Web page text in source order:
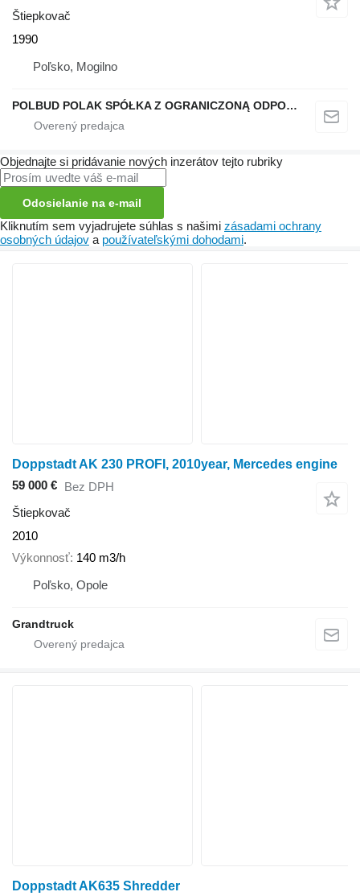
Štiepkovač
1990
Poľsko, Mogilno
POLBUD POLAK SPÓŁKA Z OGRANICZONĄ ODPOWIEDZIALNOŚCIĄ
Objednajte si pridávanie nových inzerátov tejto rubriky
Odosielanie na e-mail
Kliknutím sem vyjadrujete súhlas s našimi zásadami ochrany
osobných údajov a používateľskými dohodami.
Doppstadt AK 230 PROFI, 2010year, Mercedes engine
59 000 € Bez DPH
Štiepkovač
2010
Výkonnosť 140 m3/h
Poľsko, Opole
Grandtruck
Doppstadt AK635 Shredder